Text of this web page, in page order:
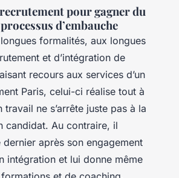
pour gagner du
d’embauche
formalités, aux longues
et d’intégration de
recours aux services d’un
Paris, celui-ci réalise tout à
ne s’arrête juste pas à la
candidat. Au contraire, il
après son engagement
intégration et lui donne même